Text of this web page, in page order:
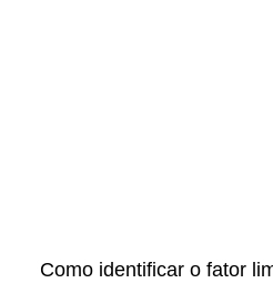
Como identificar o fator